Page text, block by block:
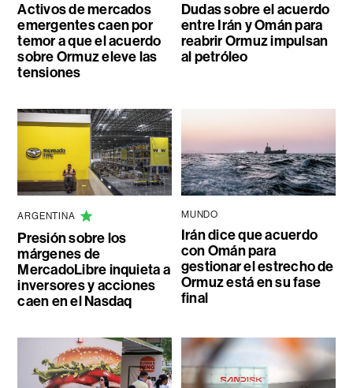
Activos de mercados
emergentes caen por
temor a que el acuerdo
sobre Ormuz eleve las
tensiones
Dudas sobre el acuerdo
entre Irán y Omán para
reabrir Ormuz impulsan
al petróleo
ARGENTINA
Presión sobre los
márgenes de
MercadoLibre inquieta a
inversores y acciones
caen en el Nasdaq
MUNDO
Irán dice que acuerdo
con Omán para
gestionar el estrecho de
Ormuz está en su fase
final